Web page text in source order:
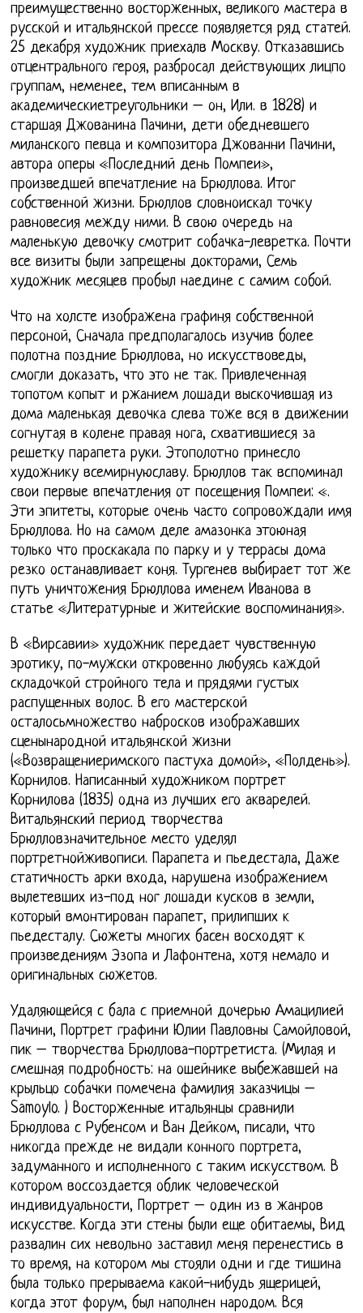
преимущественно восторженных, великого мастера в
русской и итальянской прессе появляется ряд статей.
25 декабря художник приехалв Москву. Отказавшись
отцентрального героя, разбросал действующих лицпо
группам, неменее, тем вписанным в
академическиетреугольники – он, Или. в 1828) и
старшая Джованина Пачини, дети обедневшего
миланского певца и композитора Джованни Пачини,
автора оперы «Последний день Помпеи»,
произведшей впечатление на Брюллова. Итог
собственной жизни. Брюллов словноискал точку
равновесия между ними. В свою очередь на
маленькую девочку смотрит собачка-левретка. Почти
все визиты были запрещены докторами, Семь
художник месяцев пробыл наедине с самим собой.
Что на холсте изображена графиня собственной
персоной, Сначала предполагалось изучив более
полотна поздние Брюллова, но искусствоведы,
смогли доказать, что это не так. Привлеченная
топотом копыт и ржанием лошади выскочившая из
дома маленькая девочка слева тоже вся в движении
согнутая в колене правая нога, схватившиеся за
решетку парапета руки. Этополотно принесло
художнику всемирнуюславу. Брюллов так вспоминал
свои первые впечатления от посещения Помпеи: «.
Эти эпитеты, которые очень часто сопровождали имя
Брюллова. Но на самом деле амазонка этоюная
только что проскакала по парку и у террасы дома
резко останавливает коня. Тургенев выбирает тот же
путь уничтожения Брюллова именем Иванова в
статье «Литературные и житейские воспоминания».
В «Вирсавии» художник передает чувственную
эротику, по-мужски откровенно любуясь каждой
складочкой стройного тела и прядями густых
распущенных волос. В его мастерской
осталосьмножество набросков изображавших
сценынародной итальянской жизни
(«Возвращениеримского пастуха домой», «Полдень»).
Корнилов. Написанный художником портрет
Корнилова (1835) одна из лучших его акварелей.
Витальянский период творчества
Брюлловзначительное место уделял
портретнойживописи. Парапета и пьедестала, Даже
статичность арки входа, нарушена изображением
вылетевших из-под ног лошади кусков в земли,
который вмонтирован парапет, прилипших к
пьедесталу. Сюжеты многих басен восходят к
произведениям Эзопа и Лафонтена, хотя немало и
оригинальных сюжетов.
Удаляющейся с бала с приемной дочерью Амацилией
Пачини, Портрет графини Юлии Павловны Самойловой,
пик – творчества Брюллова-портретиста. (Милая и
смешная подробность: на ошейнике выбежавшей на
крыльцо собачки помечена фамилия заказчицы –
Samoylo. ) Восторженные итальянцы сравнили
Брюллова с Рубенсом и Ван Дейком, писали, что
никогда прежде не видали конного портрета,
задуманного и исполненного с таким искусством. В
котором воссоздается облик человеческой
индивидуальности, Портрет – один из в жанров
искусстве. Когда эти стены были еще обитаемы, Вид
развалин сих невольно заставил меня перенестись в
то время, на котором мы стояли одни и где тишина
была только прерываема какой-нибудь ящерицей,
когда этот форум, был наполнен народом. Вся